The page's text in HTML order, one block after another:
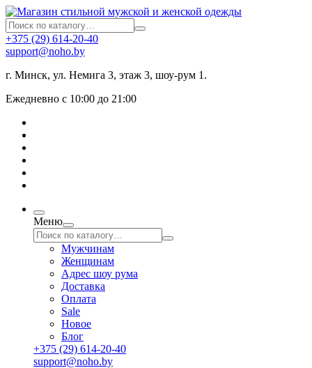
+375 (29) 614-20-40
support@noho.by
г. Минск, ул. Немига 3, этаж 3, шоу-рум 1.
Ежедневно с 10:00 до 21:00
Меню
Мужчинам
Женщинам
Адрес шоу рума
Доставка
Оплата
Sale
Новое
Блог
+375 (29) 614-20-40
support@noho.by